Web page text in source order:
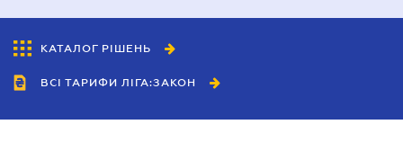
КАТАЛОГ РІШЕНЬ
ВСІ ТАРИФИ ЛІГА:ЗАКОН